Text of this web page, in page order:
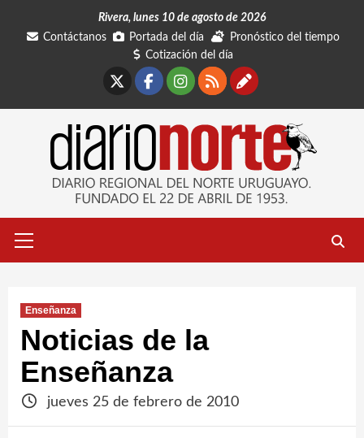
Rivera, lunes 10 de agosto de 2026
Contáctanos
Portada del día
Pronóstico del tiempo
Cotización del día
Facebook
Instagram
RSSContáctanos
primario
Enseñanza
Noticias de la
Enseñanza
jueves 25 de febrero de 2010